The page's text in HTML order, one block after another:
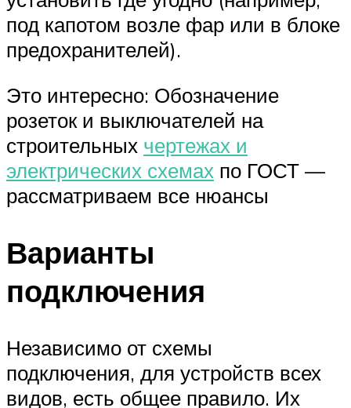
под капотом возле фар или в блоке
предохранителей).
Это интересно: Обозначение
розеток и выключателей на
строительных чертежах и
электрических схемах по ГОСТ —
рассматриваем все нюансы
Варианты
подключения
Независимо от схемы
подключения, для устройств всех
видов, есть общее правило. Их